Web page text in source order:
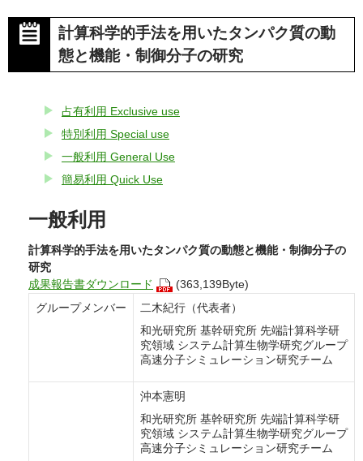
プ
計算科学的手法を用いたタンパク質の動
態と機能・制御分子の研究
占有利用 Exclusive use
特別利用 Special use
一般利用 General Use
簡易利用 Quick Use
一般利用
計算科学的手法を用いたタンパク質の動態と機能・制御分子の
研究
成果報告書ダウンロード
(363,139Byte)
グループメンバー
二木紀行（代表者）
和光研究所 基幹研究所 先端計算科学研
究領域 システム計算生物学研究グループ
高速分子シミュレーション研究チーム
沖本憲明
和光研究所 基幹研究所 先端計算科学研
究領域 システム計算生物学研究グループ
高速分子シミュレーション研究チーム